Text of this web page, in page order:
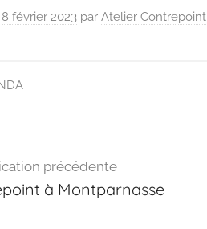
8 février 2023 par Atelier Contrepoint
précédente
à Montparnasse